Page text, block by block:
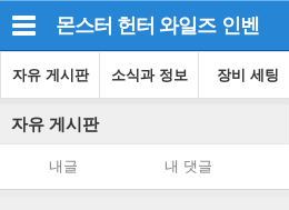
몬스터 헌터 와일즈 인벤
자유 게시판 소식과 정보 장비 세팅
자유 게시판
내글 내 댓글